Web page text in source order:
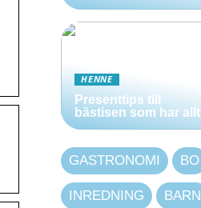
HENNE
Presenttips till
bästisen som har allt
GASTRONOMI BO
INREDNING BARN